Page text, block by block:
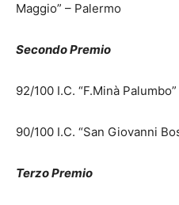
Maggio” – Palermo
Secondo Premio
92/100 I.C. “F.Minà
90/100 I.C. “San Giovanni
Terzo Premio